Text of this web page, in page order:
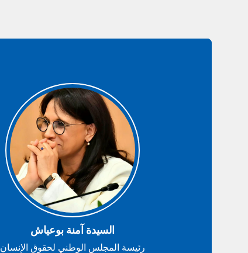
السيدة آمنة بوعياش
رئيسة المجلس الوطني لحقوق الإنسان